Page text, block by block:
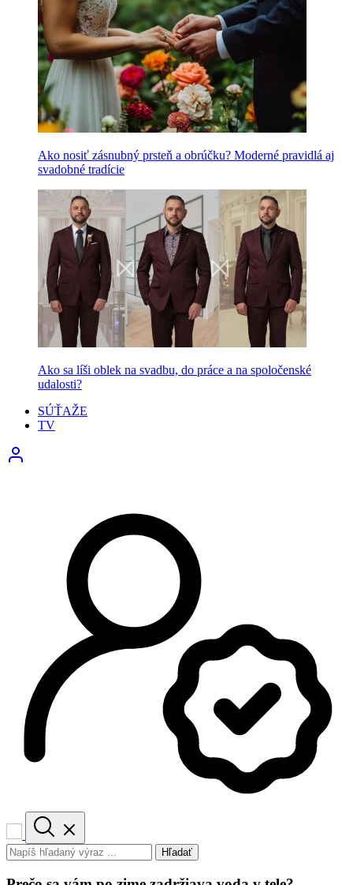
Ako nosiť zásnubný prsteň a obrúčku? Moderné pravidlá aj
svadobné tradície
Ako sa líši oblek na svadbu, do práce a na spoločenské
udalosti?
SÚŤAŽE
TV
Hľadať